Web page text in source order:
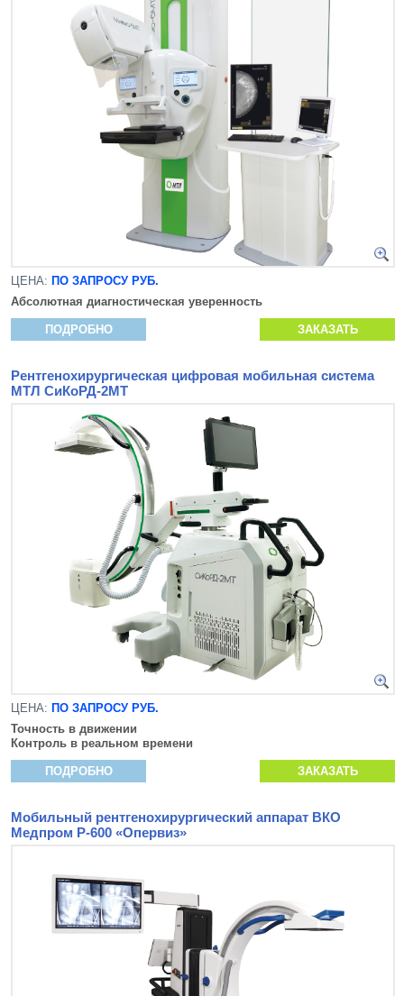
ЦЕНА: ПО ЗАПРОСУ РУБ.
Абсолютная диагностическая уверенность
ПОДРОБНО ЗАКАЗАТЬ
Рентгенохирургическая цифровая мобильная система
МТЛ СиКоРД-2МТ
ЦЕНА: ПО ЗАПРОСУ РУБ.
Точность в движении
Контроль в реальном времени
ПОДРОБНО ЗАКАЗАТЬ
Мобильный рентгенохирургический аппарат ВКО
Медпром Р-600 «Опервиз»